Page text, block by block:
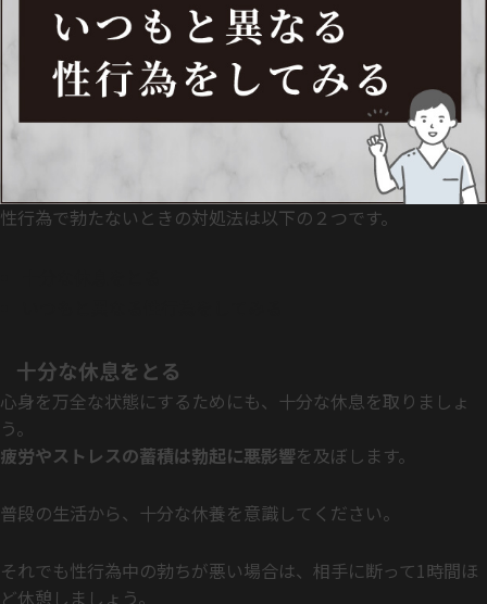
性行為で勃たないときの対処法は以下の２つです。
十分な休息をとる
心身を万全な状態にするためにも、十分な休息を取りましょ
う。
疲労やストレスの蓄積は勃起に悪影響を及ぼします。
普段の生活から、十分な休養を意識してください。
それでも性行為中の勃ちが悪い場合は、相手に断って1時間ほ
ど休憩しましょう。